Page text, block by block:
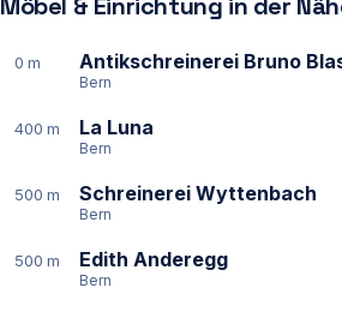
0 m Antikschreinerei Bruno
Bern
400 m La Luna
Bern
500 m Schreinerei Wyttenbach
Bern
500 m Edith Anderegg
Bern